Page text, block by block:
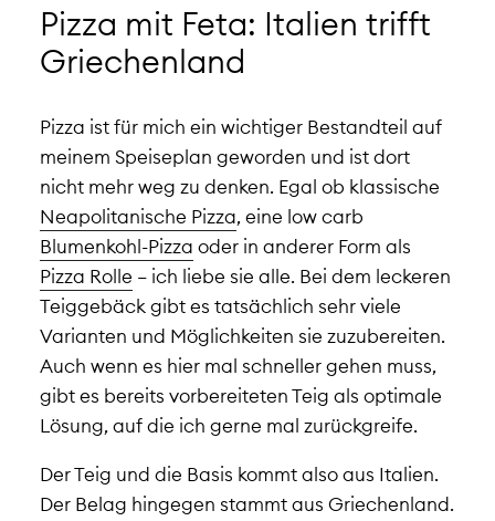
Pizza mit Feta: Italien trifft
Griechenland
Pizza ist für mich ein wichtiger Bestandteil auf
meinem Speiseplan geworden und ist dort
nicht mehr weg zu denken. Egal ob klassische
Neapolitanische Pizza, eine low carb
Blumenkohl-Pizza oder in anderer Form als
Pizza Rolle – ich liebe sie alle. Bei dem leckeren
Teiggebäck gibt es tatsächlich sehr viele
Varianten und Möglichkeiten sie zuzubereiten.
Auch wenn es hier mal schneller gehen muss,
gibt es bereits vorbereiteten Teig als optimale
Lösung, auf die ich gerne mal zurückgreife.
Der Teig und die Basis kommt also aus Italien.
Der Belag hingegen stammt aus Griechenland.